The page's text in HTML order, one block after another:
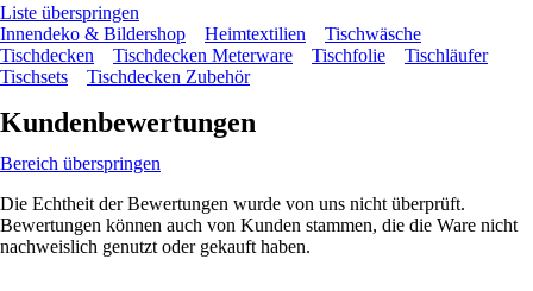
Liste überspringen
Innendeko & Bildershop
Heimtextilien
Tischwäsche
Tischdecken
Tischdecken Meterware Tischfolie
Tischläufer
Tischsets
Tischdecken Zubehör
Kundenbewertungen
Bereich überspringen
Die Echtheit der Bewertungen wurde von uns nicht überprüft.
Bewertungen können auch von Kunden stammen, die die Ware nicht
nachweislich genutzt oder gekauft haben.